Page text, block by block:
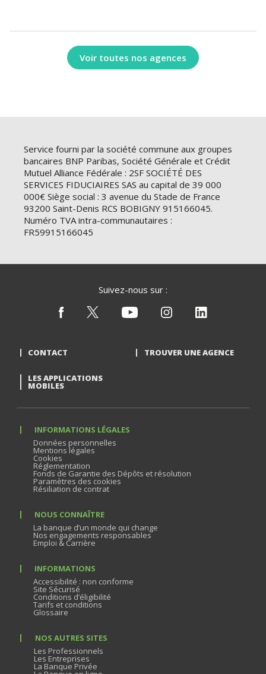
Voir toutes nos agences
Service fourni par la société commune aux groupes
bancaires BNP Paribas, Société Générale et Crédit
Mutuel Alliance Fédérale : 2SF SOCIÉTÉ DES
SERVICES FIDUCIAIRES SAS au capital de 39 000
000€ Siège social : 3 avenue du Stade de France
93200 Saint-Denis RCS BOBIGNY 915166045.
Numéro TVA intra-communautaires :
FR59915166045
Suivez-nous sur :
CONTACT TROUVER UNE AGENCE
LES APPLICATIONS
MOBILES
INFORMATIONS LÉGALES
Données personnelles
Mentions légales
Cookies
Réglementation
Fonds de Garantie des Dépôts et résolution
Paramètres des cookies
Résiliation de contrat
NOUS CONNAÎTRE
La banque d’un monde qui change
Nos engagements responsables
Emploi & Carrière
INFORMATIONS
Accessibilité : non conforme
Site Sécurisé
Conditions d’éligibilité
Tarifs et conditions
Glossaire
NOS AUTRES SITES
Les Professionnels
Les Entreprises
La Banque Privée